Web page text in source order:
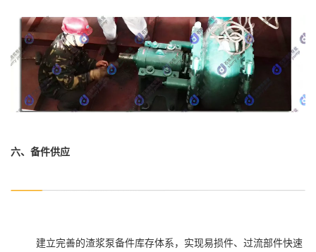
六、备件供应
建立完善的渣浆泵备件库存体系，实现易损件、过流部件快速